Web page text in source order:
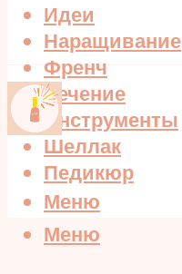
Идеи
Наращивание
Френч
Лечение
Инструменты
Шеллак
Педикюр
Меню
Меню